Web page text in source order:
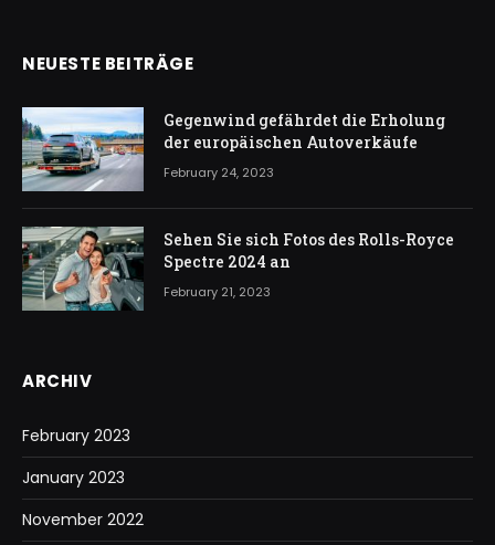
NEUESTE BEITRÄGE
Gegenwind gefährdet die Erholung
der europäischen Autoverkäufe
February 24, 2023
Sehen Sie sich Fotos des Rolls-Royce
Spectre 2024 an
February 21, 2023
ARCHIV
February 2023
January 2023
November 2022